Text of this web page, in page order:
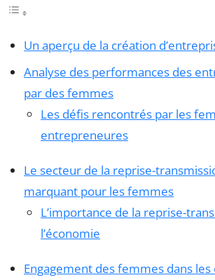
Un aperçu de la création
Analyse des performances des
par des femmes
Les défis rencontrés par les
entrepreneures
Le secteur de la reprise-
marquant pour les femmes
L’importance de la reprise-
l’économie
Engagement des femmes dans